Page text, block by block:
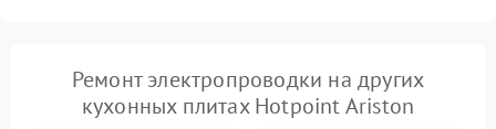
Ремонт электропроводки на других
кухонных плитах Hotpoint Ariston